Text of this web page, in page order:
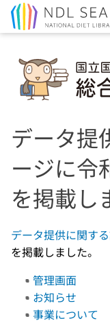
データ提
ージに令
を掲載し
データ提供に関す
を掲載しました。
管理画面
お知らせ
事業について